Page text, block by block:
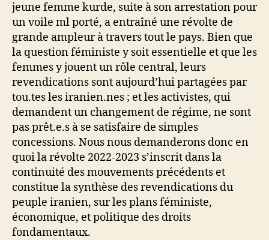
jeune femme kurde, suite à son arrestation pour
un voile ml porté, a entraîné une révolte de
grande ampleur à travers tout le pays. Bien que
la question féministe y soit essentielle et que les
femmes y jouent un rôle central, leurs
revendications sont aujourd’hui partagées par
tou.tes les iranien.nes ; et les activistes, qui
demandent un changement de régime, ne sont
pas prêt.e.s à se satisfaire de simples
concessions. Nous nous demanderons donc en
quoi la révolte 2022-2023 s’inscrit dans la
continuité des mouvements précédents et
constitue la synthèse des revendications du
peuple iranien, sur les plans féministe,
économique, et politique des droits
fondamentaux.